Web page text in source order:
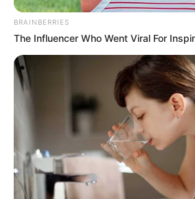
BRAINBERRIES
The Influencer Who Went Viral For